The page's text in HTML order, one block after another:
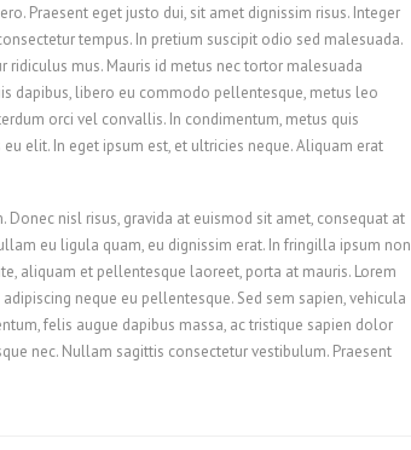
Praesent eget justo dui, sit amet dignissim risus. Integer
tempus. In pretium suscipit odio sed malesuada.
mus. Mauris id metus nec tortor malesuada
dapibus, libero eu commodo pellentesque, metus leo
orci vel convallis. In condimentum, metus quis
elit. In eget ipsum est, et ultricies neque. Aliquam erat
nisl risus, gravida at euismod sit amet, consequat at
eu ligula quam, eu dignissim erat. In fringilla ipsum non
aliquam et pellentesque laoreet, porta at mauris. Lorem
neque eu pellentesque. Sed sem sapien, vehicula
felis augue dapibus massa, ac tristique sapien dolor
nec. Nullam sagittis consectetur vestibulum. Praesent